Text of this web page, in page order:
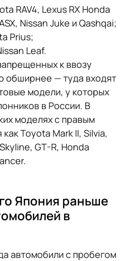
RAV4, Lexus RX Honda
Nissan Juke и Qashqai;
Prius;
Leaf.
к ввозу
обширнее — туда входят
модели, у которых
в России. В
моделях с правым
Toyota Mark II, Silvia,
GT-R, Honda
Япония раньше
в
автомобили с пробегом